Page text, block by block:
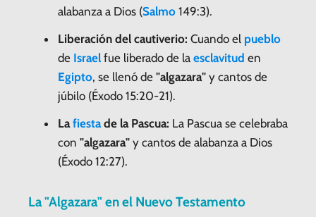
alabanza a Dios (Salmo 149:3).
Liberación del cautiverio: Cuando el pueblo
de Israel fue liberado de la esclavitud en
Egipto, se llenó de "algazara" y cantos de
júbilo (Éxodo 15:20-21).
Lafiestade la Pascua: La Pascua se celebraba
con "algazara" y cantos de alabanza a Dios
(Éxodo 12:27).
La "Algazara" en el Nuevo Testamento